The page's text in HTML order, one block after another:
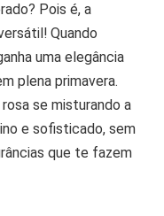
Pois é, a
Quando
uma elegância
plena primavera.
se misturando a
e sofisticado, sem
que te fazem